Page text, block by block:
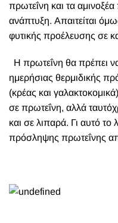
πρωτεΐνη και τα αμινοξέα
ανάπτυξη. Απαιτείται
φυτικής προέλευσης σε
Η πρωτεΐνη θα πρέπει
ημερήσιας θερμιδικής
(κρέας και
σε πρωτεΐνη, αλλά
και σε λιπαρά. Γι αυτό το
πρόσληψης πρωτεΐνης